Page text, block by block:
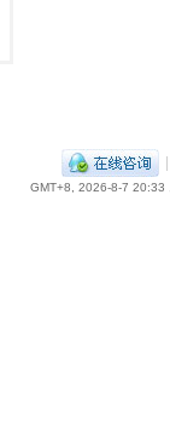
|
GMT+8, 2026-8-7 20:33